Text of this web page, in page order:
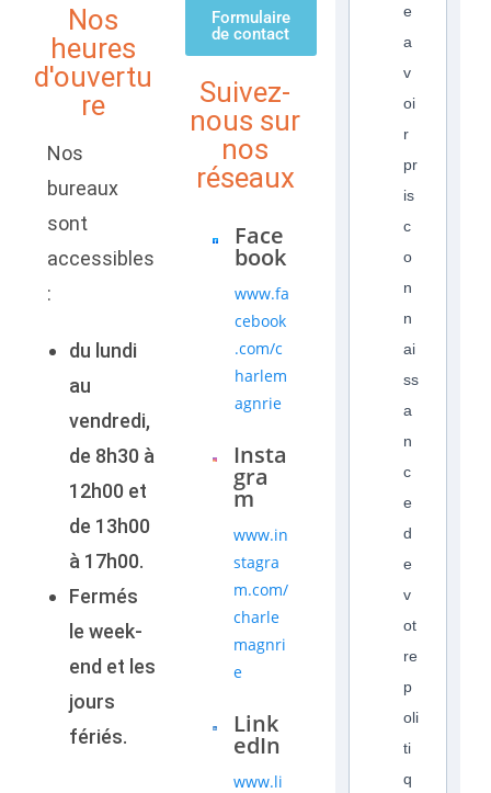
Nos
heures
d'ouvertu
re
Nos
bureaux
sont
accessibles
:
du lundi
au
vendredi,
de 8h30 à
12h00 et
de 13h00
à 17h00.
Fermés
le week-
end et les
jours
fériés.
Formulaire
de contact
Suivez-
nous sur
nos
réseaux
Face
book
www.fa
cebook
.com/c
harlem
agnrie
Insta
gra
m
www.in
stagra
m.com/
charle
magnri
e
Link
edIn
www.li
e
a
v
oi
r
pr
is
c
o
n
n
ai
ss
a
n
c
e
d
e
v
ot
re
p
oli
ti
q